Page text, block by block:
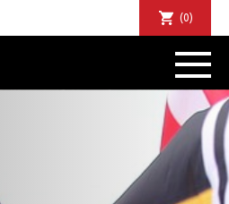
(0)
NIEUWS
DE CLUB
SPORTIEF
SUPPORTERS
TICKETS
ABONNEMENTEN